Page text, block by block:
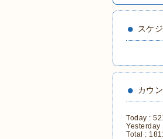
スケ
カウ
Today :
Yesterday
Total :